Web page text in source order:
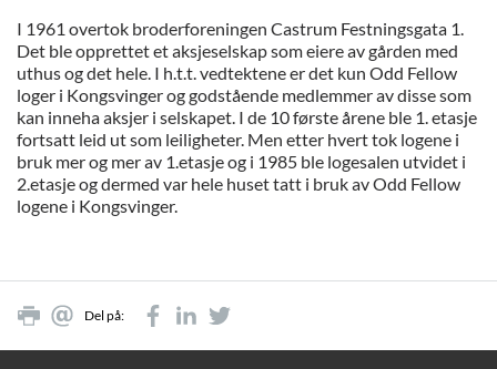
I 1961 overtok broderforeningen Castrum Festningsgata 1.
Det ble opprettet et aksjeselskap som eiere av gården med
uthus og det hele. I h.t.t. vedtektene er det kun Odd Fellow
loger i Kongsvinger og godstående medlemmer av disse som
kan inneha aksjer i selskapet. I de 10 første årene ble 1. etasje
fortsatt leid ut som leiligheter. Men etter hvert tok logene i
bruk mer og mer av 1.etasje og i 1985 ble logesalen utvidet i
2.etasje og dermed var hele huset tatt i bruk av Odd Fellow
logene i Kongsvinger.
Del på: